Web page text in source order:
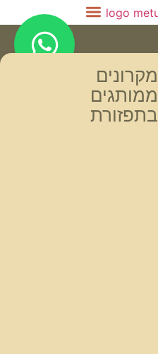
מקרונים
ממותגים
בתפזורת